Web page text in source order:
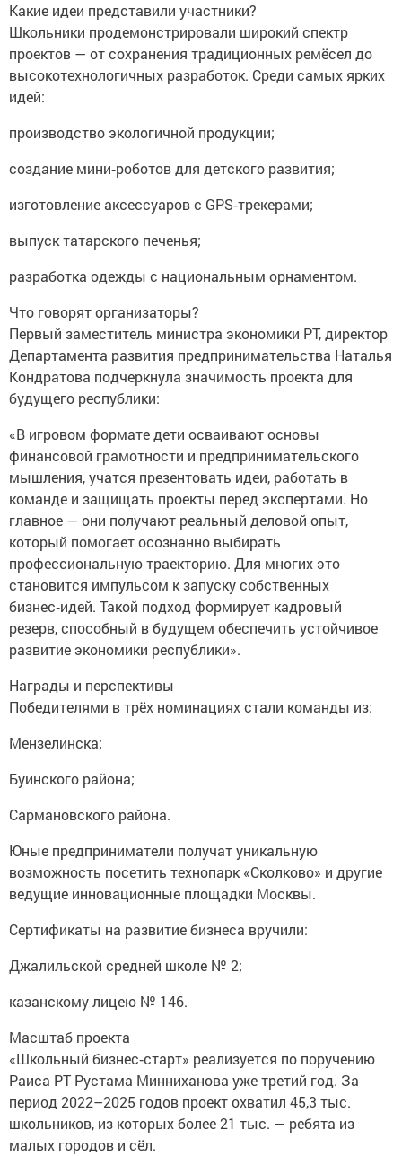
Какие идеи представили участники?
Школьники продемонстрировали широкий спектр
проектов — от сохранения традиционных ремёсел до
высокотехнологичных разработок. Среди самых ярких
идей:
производство экологичной продукции;
создание мини‑роботов для детского развития;
изготовление аксессуаров с GPS‑трекерами;
выпуск татарского печенья;
разработка одежды с национальным орнаментом.
Что говорят организаторы?
Первый заместитель министра экономики РТ, директор
Департамента развития предпринимательства Наталья
Кондратова подчеркнула значимость проекта для
будущего республики:
«В игровом формате дети осваивают основы
финансовой грамотности и предпринимательского
мышления, учатся презентовать идеи, работать в
команде и защищать проекты перед экспертами. Но
главное — они получают реальный деловой опыт,
который помогает осознанно выбирать
профессиональную траекторию. Для многих это
становится импульсом к запуску собственных
бизнес‑идей. Такой подход формирует кадровый
резерв, способный в будущем обеспечить устойчивое
развитие экономики республики».
Награды и перспективы
Победителями в трёх номинациях стали команды из:
Мензелинска;
Буинского района;
Сармановского района.
Юные предприниматели получат уникальную
возможность посетить технопарк «Сколково» и другие
ведущие инновационные площадки Москвы.
Сертификаты на развитие бизнеса вручили:
Джалильской средней школе № 2;
казанскому лицею № 146.
Масштаб проекта
«Школьный бизнес‑старт» реализуется по поручению
Раиса РТ Рустама Минниханова уже третий год. За
период 2022–2025 годов проект охватил 45,3 тыс.
школьников, из которых более 21 тыс. — ребята из
малых городов и сёл.